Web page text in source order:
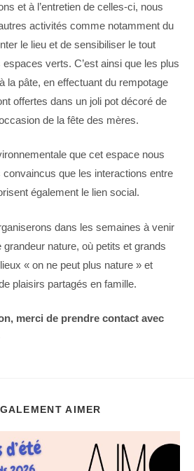
et à l’entretien de celles-ci, nous
activités comme notamment du
le lieu et de sensibiliser le tout
verts. C’est ainsi que les plus
la pâte, en effectuant du rempotage
offertes dans un joli pot décoré de
de la fête des mères.
que cet espace nous
que les interactions entre
également le lien social.
dans les semaines à venir
grandeur nature, où petits et grands
« on ne peut plus nature » et
plaisirs partagés en famille.
merci de prendre contact avec
AIMER